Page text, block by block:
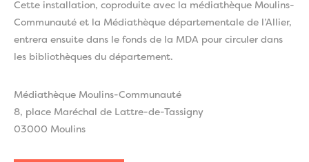
Cette installation, coproduite avec la médiathèque Moulins-
Communauté et la Médiathèque départementale de l’Allier,
entrera ensuite dans le fonds de la MDA pour circuler dans
les bibliothèques du département.
Médiathèque Moulins-Communauté
8, place Maréchal de Lattre-de-Tassigny
03000 Moulins